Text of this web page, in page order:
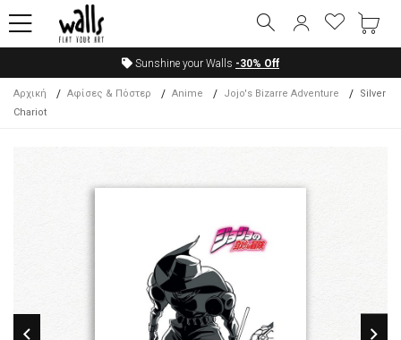
Sunshine your Walls -30% Off
Αρχική Αφίσες & Πόστερ Anime Jojo's Bizarre Adventure
Silver
Chariot